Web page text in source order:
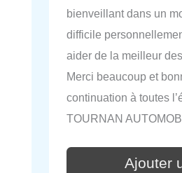
bienveillant dans un
difficile
aider de la meilleur
Merci beaucoup et
continuation à toutes
TOURNAN
Ajouter